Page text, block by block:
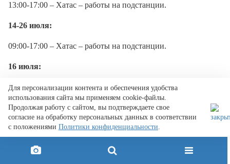
13:00-17:00 – Хатас – работы на подстанции.
14-26 июля:
09:00-17:00 – Хатас – работы на подстанции.
16 июля:
09:30-11:00, 16:00-17:00 – Тумул, Столбы, Маймага, Булус –
кратковременно для оперативных переключений на
подстанции;
НЮРБИНСКИЙ РАЙОН
8 июля:
Для персонализации контента и обеспечения удобства
использования сайта мы применяем cookie-файлы.
Продолжая работу с сайтом, вы подтверждаете свое
согласие на обработку персональных данных в соответствии
с положениями Политики конфиденциальности.